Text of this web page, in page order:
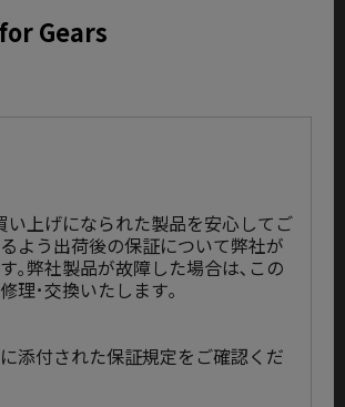
Gears
い上げになられた製品を安心してご
よう出荷後の保証について弊社が
｡弊社製品が故障した場合は､この
理･交換いたします｡
添付された保証規定をご確認くだ